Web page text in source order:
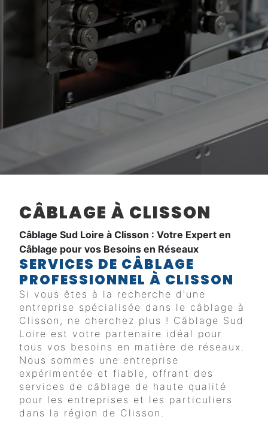
CÂBLAGE À CLISSON
Câblage Sud Loire à Clisson : Votre Expert en
Câblage pour vos Besoins en Réseaux
SERVICES DE CÂBLAGE
PROFESSIONNEL À CLISSON
Si vous êtes à la recherche d'une
entreprise spécialisée dans le câblage à
Clisson, ne cherchez plus ! Câblage Sud
Loire est votre partenaire idéal pour
tous vos besoins en matière de réseaux.
Nous sommes une entreprise
expérimentée et fiable, offrant des
services de câblage de haute qualité
pour les entreprises et les particuliers
dans la région de Clisson.